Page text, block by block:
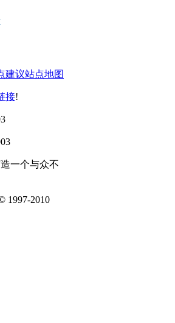
建议站点地图
接!
一个与众不
1997-2010